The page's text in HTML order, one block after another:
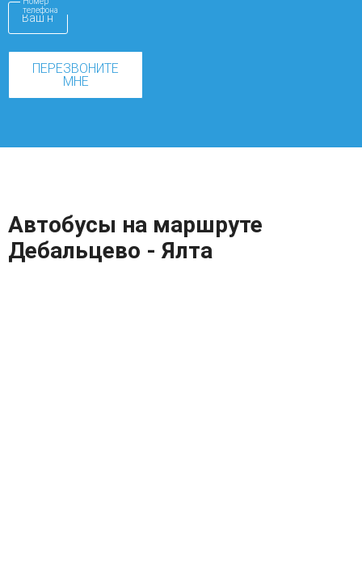
телефона
ПЕРЕЗВОНИТЕ
МНЕ
Автобусы на маршруте
Дебальцево - Ялта